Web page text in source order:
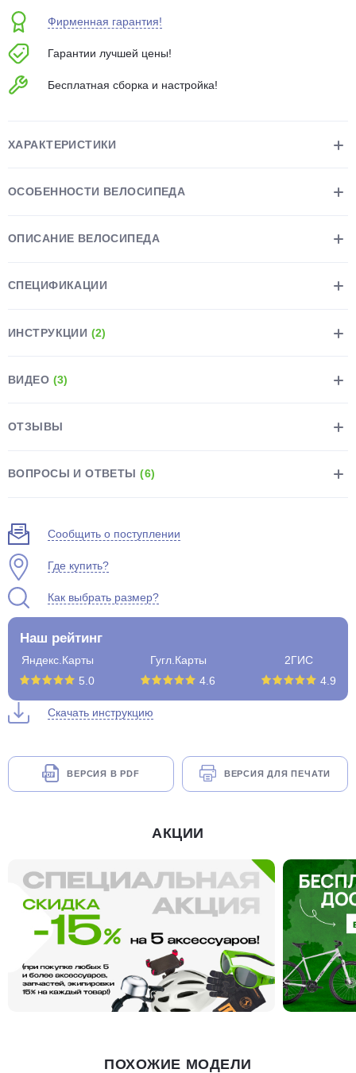
Фирменная гарантия!
Гарантии лучшей цены!
Бесплатная сборка и настройка!
ХАРАКТЕРИСТИКИ
ОСОБЕННОСТИ ВЕЛОСИПЕДА
ОПИСАНИЕ ВЕЛОСИПЕДА
СПЕЦИФИКАЦИИ
ИНСТРУКЦИИ (2)
ВИДЕО (3)
ОТЗЫВЫ
ВОПРОСЫ И ОТВЕТЫ(6)
Сообщить о поступлении
Где купить?
Как выбрать размер?
Наш рейтинг
Яндекс.Карты
5.0
Гугл.Карты
4.6
2ГИС
4.9
Скачать инструкцию
ВЕРСИЯ В PDF ВЕРСИЯ ДЛЯ ПЕЧАТИ
АКЦИИ
ПОХОЖИЕ МОДЕЛИ
Остались вопросы?